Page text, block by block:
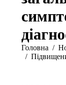
You are here:
Головна